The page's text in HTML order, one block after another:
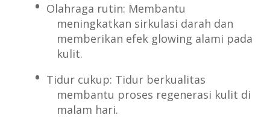
Olahraga rutin: Membantu
meningkatkan sirkulasi darah dan
memberikan efek glowing alami pada
kulit.
Tidur cukup: Tidur berkualitas
membantu proses regenerasi kulit di
malam hari.